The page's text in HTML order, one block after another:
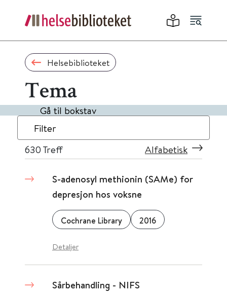
Helsebiblioteket
Tema
Gå til bokstav
Filter
630 Treff Alfabetisk
S-adenosyl methionin (SAMe) for
depresjon hos voksne
Cochrane Library 2016
Detaljer
Sårbehandling - NIFS